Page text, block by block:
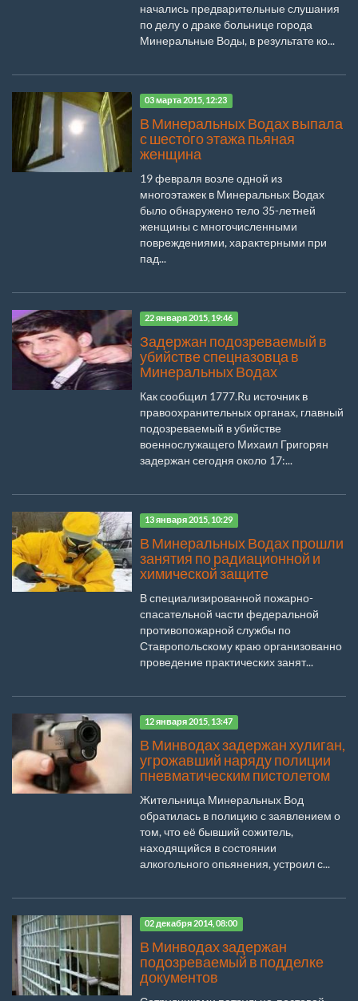
начались предварительные слушания
по делу о драке больнице города
Минеральные Воды, в результате ко...
03 марта 2015, 12:23
В Минеральных Водах выпала
с шестого этажа пьяная
женщина
19 февраля возле одной из
многоэтажек в Минеральных Водах
было обнаружено тело 35-летней
женщины с многочисленными
повреждениями, характерными при
пад...
22 января 2015, 19:46
Задержан подозреваемый в
убийстве спецназовца в
Минеральных Водах
Как сообщил 1777.Ru источник в
правоохранительных органах, главный
подозреваемый в убийстве
военнослужащего Михаил Григорян
задержан сегодня около 17:...
13 января 2015, 10:29
В Минеральных Водах прошли
занятия по радиационной и
химической защите
В специализированной пожарно-
спасательной части федеральной
противопожарной службы по
Ставропольскому краю организованно
проведение практических занят...
12 января 2015, 13:47
В Минводах задержан хулиган,
угрожавший наряду полиции
пневматическим пистолетом
Жительница Минеральных Вод
обратилась в полицию с заявлением о
том, что её бывший сожитель,
находящийся в состоянии
алкогольного опьянения, устроил с...
02 декабря 2014, 08:00
В Минводах задержан
подозреваемый в подделке
документов